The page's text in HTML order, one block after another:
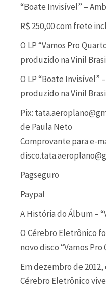
“Boate Invisível” –
R$ 250,00 com frete
O LP “Vamos Pro
produzido na Vinil
O LP “Boate Invisível”
produzido na Vinil
Pix:
de Paula Neto
Comprovante para e-
Pagseguro
Paypal
A História do Álbum –
O Cérebro Eletrônico
novo disco “Vamos Pro
Em dezembro de
Cérebro Eletrônico